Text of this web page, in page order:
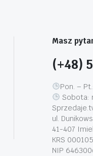
Masz
(+48)
Pon. –
Sobota:
ul.
41-407
KRS
NIP